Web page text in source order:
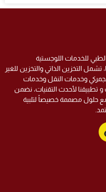
اللوجستية
التخزين الذاتي والتخزين للغير
وخدمات النقل وخدمات
لأحدث التقنيات، نضمن
مصممة خصيصاً لتلبية